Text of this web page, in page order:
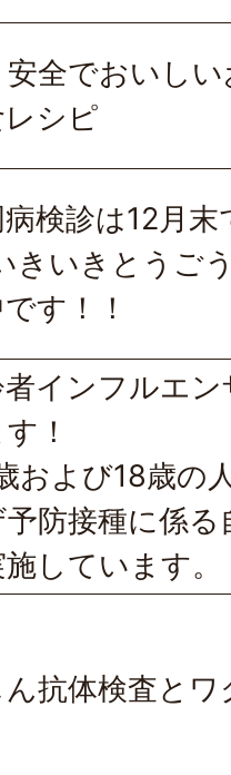
安全でおいし
シピ
検診は12月
きいきとうご
す！！
インフルエ
！
および18歳の
予防接種に係
しています。
ん抗体検査と